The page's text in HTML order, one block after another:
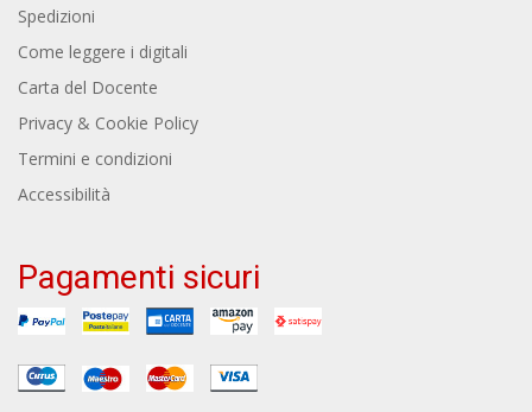
Spedizioni
Come leggere i digitali
Carta del Docente
Privacy & Cookie Policy
Termini e condizioni
Accessibilità
Pagamenti sicuri